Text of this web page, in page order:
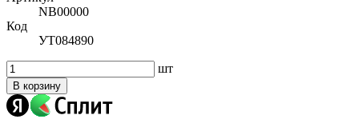
NВ00000
Код
УТ084890
шт
В корзину